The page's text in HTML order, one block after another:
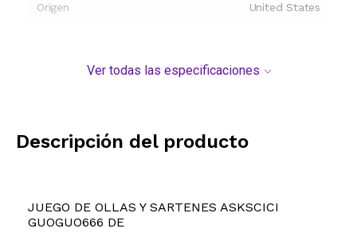
Origen United States
Ver todas las especificaciones
Descripción del producto
JUEGO DE OLLAS Y SARTENES ASKSCICI
GUOGUO666 DE